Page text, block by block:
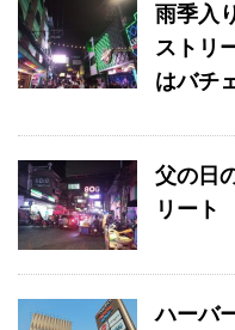
雨季入
ストリ
はバチ
父の日
リート
ハーバ